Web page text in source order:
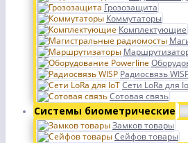
Грозозащита
Коммутаторы
Комплектующие
Радиосвязь
Сети LoRa для
Сотовая связь
Системы биометрические
Замков товары
Сейфов товары